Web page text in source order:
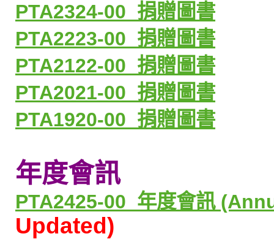
PTA2324-00_ 捐贈圖書
PTA2223-00_ 捐贈圖書
PTA2122-00_ 捐贈圖書
PTA2021-00_ 捐贈圖書
PTA1920-00_ 捐贈圖書
年度會訊
PTA2425-00_ 年度會訊
Updated)